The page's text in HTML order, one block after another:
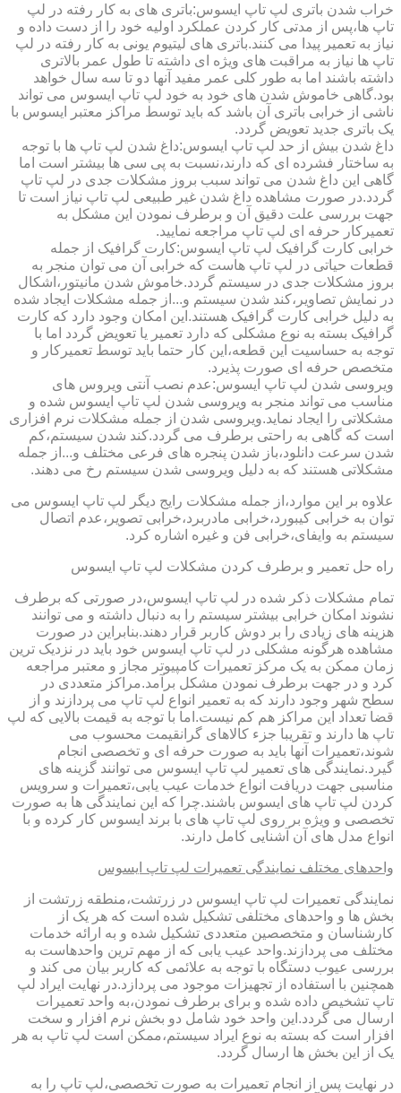
خراب شدن باتری لپ تاپ ایسوس:باتری های به کار رفته در لپ
تاپ ها،پس از مدتی کار کردن عملکرد اولیه خود را از دست داده و
نیاز به تعمیر پیدا می کنند.باتری های لیتیوم یونی به کار رفته در لپ
تاپ ها نیاز به مراقبت های ویژه ای داشته تا طول عمر بالاتری
داشته باشند اما به طور کلی عمر مفید آنها دو تا سه سال خواهد
بود.گاهی خاموش شدن های خود به خود لپ تاپ ایسوس می تواند
ناشی از خرابی باتری آن باشد که باید توسط مراکز معتبر ایسوس با
یک باتری جدید تعویض گردد.
داغ شدن بیش از حد لپ تاپ ایسوس:داغ شدن لپ تاپ ها با توجه
به ساختار فشرده ای که دارند،نسبت به پی سی ها بیشتر است اما
گاهی این داغ شدن می تواند سبب بروز مشکلات جدی در لپ تاپ
گردد.در صورت مشاهده داغ شدن غیر طبیعی لپ تاپ نیاز است تا
جهت بررسی علت دقیق آن و برطرف نمودن این مشکل به
تعمیرکار حرفه ای لپ تاپ مراجعه نمایید.
خرابی کارت گرافیک لپ تاپ ایسوس:کارت گرافیک از جمله
قطعات حیاتی در لپ تاپ هاست که خرابی آن می توان منجر به
بروز مشکلات جدی در سیستم گردد.خاموش شدن مانیتور،اشکال
در نمایش تصاویر،کند شدن سیستم و...از جمله مشکلات ایجاد شده
به دلیل خرابی کارت گرافیک هستند.این امکان وجود دارد که کارت
گرافیک بسته به نوع مشکلی که دارد تعمیر یا تعویض گردد اما با
توجه به حساسیت این قطعه،این کار حتما باید توسط تعمیرکار و
متخصص حرفه ای صورت پذیرد.
ویروسی شدن لپ تاپ ایسوس:عدم نصب آنتی ویروس های
مناسب می تواند منجر به ویروسی شدن لپ تاپ ایسوس شده و
مشکلاتی را ایجاد نماید.ویروسی شدن از جمله مشکلات نرم افزاری
است که گاهی به راحتی برطرف می گردد.کند شدن سیستم،کم
شدن سرعت دانلود،باز شدن پنجره های فرعی مختلف و...از جمله
مشکلاتی هستند که به دلیل ویروسی شدن سیستم رخ می دهند.
علاوه بر این موارد،از جمله مشکلات رایج دیگر لپ تاپ ایسوس می
توان به خرابی کیبورد،خرابی مادربرد،خرابی تصویر،عدم اتصال
سیستم به وایفای،خرابی فن و غیره اشاره کرد.
راه حل تعمیر و برطرف کردن مشکلات لپ تاپ ایسوس
تمام مشکلات ذکر شده در لپ تاپ ایسوس،در صورتی که برطرف
نشوند امکان خرابی بیشتر سیستم را به دنبال داشته و می توانند
هزینه های زیادی را بر دوش کاربر قرار دهند.بنابراین در صورت
مشاهده هرگونه مشکلی در لپ تاپ ایسوس خود باید در نزدیک ترین
زمان ممکن به یک مرکز تعمیرات کامپیوتر مجاز و معتبر مراجعه
کرد و در جهت برطرف نمودن مشکل برآمد.مراکز متعددی در
سطح شهر وجود دارند که به تعمیر انواع لپ تاپ می پردازند و از
قضا تعداد این مراکز هم کم نیست.اما با توجه به قیمت بالایی که لپ
تاپ ها دارند و تقریبا جزء کالاهای گرانقیمت محسوب می
شوند،تعمیرات آنها باید به صورت حرفه ای و تخصصی انجام
گیرد.نمایندگی های تعمیر لپ تاپ ایسوس می توانند گزینه های
مناسبی جهت دریافت انواع خدمات عیب یابی،تعمیرات و سرویس
کردن لپ تاپ های ایسوس باشند.چرا که این نمایندگی ها به صورت
تخصصی و ویژه بر روی لپ تاپ های با برند ایسوس کار کرده و با
انواع مدل های آن آشنایی کامل دارند.
واحدهای مختلف نمایندگی تعمیرات لپ تاپ ایسوس
نمایندگی تعمیرات لپ تاپ ایسوس در زرتشت،منطقه زرتشت از
بخش ها و واحدهای مختلفی تشکیل شده است که هر یک از
کارشناسان و متخصصین متعددی تشکیل شده و به ارائه خدمات
مختلف می پردازند.واحد عیب یابی که از مهم ترین واحدهاست به
بررسی عیوب دستگاه با توجه به علائمی که کاربر بیان می کند و
همچنین با استفاده از تجهیزات موجود می پردازد.در نهایت ایراد لپ
تاپ تشخیص داده شده و برای برطرف نمودن،به واحد تعمیرات
ارسال می گردد.این واحد خود شامل دو بخش نرم افزار و سخت
افزار است که بسته به نوع ایراد سیستم،ممکن است لپ تاپ به هر
یک از این بخش ها ارسال گردد.
در نهایت پس از انجام تعمیرات به صورت تخصصی،لپ تاپ را به